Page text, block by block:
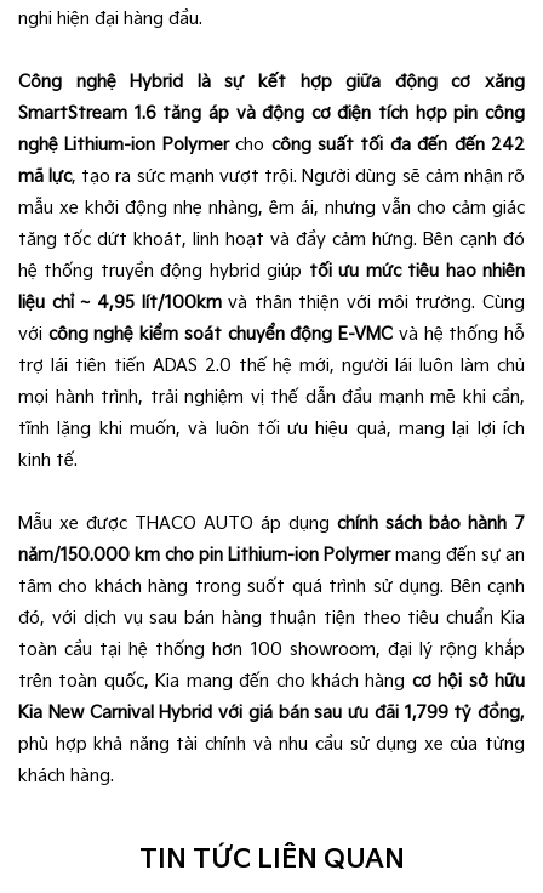
nghi hiện đại hàng đầu.
Công nghệ Hybrid là sự kết hợp giữa động cơ xăng
SmartStream 1.6 tăng áp và động cơ điện tích hợp pin công
nghệ Lithium-ion Polymercho công suất tối đa đến đến 242
mã lực, tạo ra sức mạnh vượt trội. Người dùng sẽ cảm nhận rõ
mẫu xe khởi động nhẹ nhàng, êm ái, nhưng vẫn cho cảm giác
tăng tốc dứt khoát, linh hoạt và đầy cảm hứng. Bên cạnh đó
hệ thống truyền động hybrid giúp tối ưu mức tiêu hao nhiên
liệu chỉ ~ 4,95 lít/100kmvà thân thiện với môi trường. Cùng
với công nghệ kiểm soát chuyển động E-VMC và hệ thống hỗ
trợ lái tiên tiến ADAS 2.0 thế hệ mới, người lái luôn làm chủ
mọi hành trình, trải nghiệm vị thế dẫn đầu mạnh mẽ khi cần,
tĩnh lặng khi muốn, và luôn tối ưu hiệu quả, mang lại lợi ích
kinh tế.
Mẫu xe được THACO AUTO áp dụng chính sách bảo hành 7
năm/150.000 km cho pin Lithium-ion Polymermang đến sự an
tâm cho khách hàng trong suốt quá trình sử dụng. Bên cạnh
đó, với dịch vụ sau bán hàng thuận tiện theo tiêu chuẩn Kia
toàn cầu tại hệ thống hơn 100 showroom, đại lý rộng khắp
trên toàn quốc, Kia mang đến cho khách hàng cơ hội sở hữu
Kia New Carnival Hybrid với giá bán sau ưu đãi 1,799 tỷ đồng,
phù hợp khả năng tài chính và nhu cầu sử dụng xe của từng
khách hàng.
TIN TỨC LIÊN QUAN